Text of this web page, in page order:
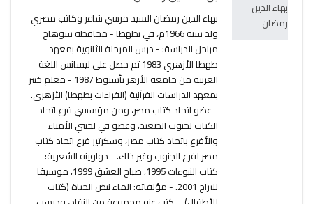
بهاء الدين رمضان السيد مرسي شاعر وكاتب مصري
ولد سنة 1966م، في بطهطا - محافظة سوهاج
مراحل الدراسة: - درس المرحلة الثانوية بمعهد
طهطا الأزهري 1983 ثم حصل على ليسانس اللغة
العربية من جامعة الأزهر بأسيوط 1987 - معلم خبير
بمعهد الدراسات القرآنية (القراءات بطهطا) الأزهري.
- عضو اتحاد كتاب مصر، ومن مؤسسي فرع اتحاد
الكتاب لجنوب الصعيد، وعضو في لجنتي الأمناء
والأفرع باتحاد كتاب مصر، وسكرتير فرع اتحاد كتاب
مصر لفرع الجنوب وغير ذلك. - دواوينه الشعرية:
كتاب النبوءات 1995، صباح العشق 1999، موسيقا
للبراح 2001. - مؤلفاته: الماء نبض الحياة (كتاب